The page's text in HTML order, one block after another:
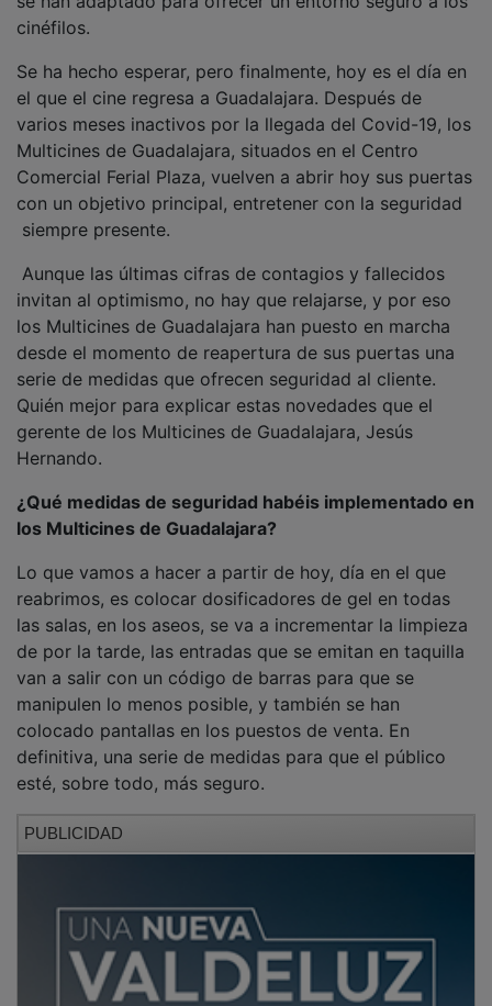
cinéfilos.
el que el cine regresa a Guadalajara. Después de
varios meses inactivos por la llegada del Covid-19, los
Multicines de Guadalajara, situados en el Centro
Comercial Ferial Plaza, vuelven a abrir hoy sus puertas
con un objetivo principal, entretener con la seguridad
siempre presente.
invitan al optimismo, no hay que relajarse, y por eso
los Multicines de Guadalajara han puesto en marcha
desde el momento de reapertura de sus puertas una
serie de medidas que ofrecen seguridad al cliente.
Quién mejor para explicar estas novedades que el
gerente de los Multicines de Guadalajara, Jesús
Hernando.
los Multicines de Guadalajara?
reabrimos, es colocar dosificadores de gel en todas
las salas, en los aseos, se va a incrementar la limpieza
de por la tarde, las entradas que se emitan en taquilla
van a salir con un código de barras para que se
manipulen lo menos posible, y también se han
colocado pantallas en los puestos de venta. En
definitiva, una serie de medidas para que el público
esté, sobre todo, más seguro.